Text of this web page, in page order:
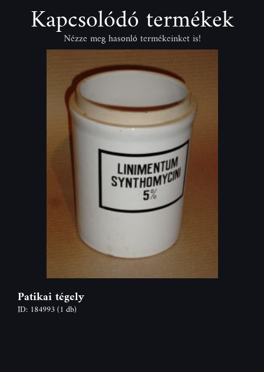
Kapcsolódó termékek
Nézze meg hasonló termékeinket is!
Patikai tégely
ID: 184993(1 db)